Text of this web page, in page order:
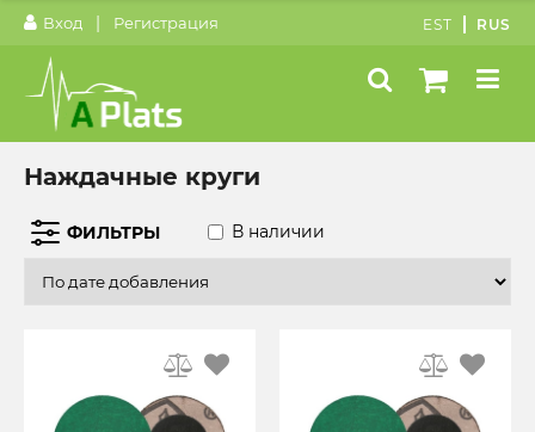
Вход | Регистрация EST RUS
Наждачные круги
ФИЛЬТРЫ В наличии